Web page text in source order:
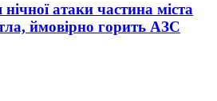
атаки частина міста
ймовірно горить АЗС